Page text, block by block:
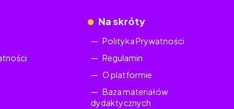
Na skróty
Polityka Prywatności
Regulamin
O platformie
Baza materiałów
dydaktycznych